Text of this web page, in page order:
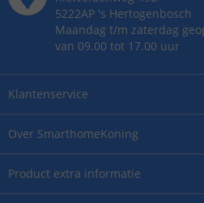
Over SmarthomeKoning
Product extra informatie
Klantenservice
5222AP 's Hertogenbosch
Maandag t/m zaterdag
van 09.00 tot 17.00 uur